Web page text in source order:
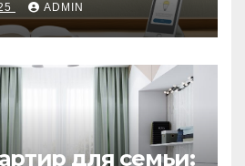
ADMIN
для семьи: